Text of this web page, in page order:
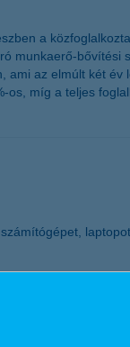
a
munkaerő-bővítési
az elmúlt két év
míg a teljes